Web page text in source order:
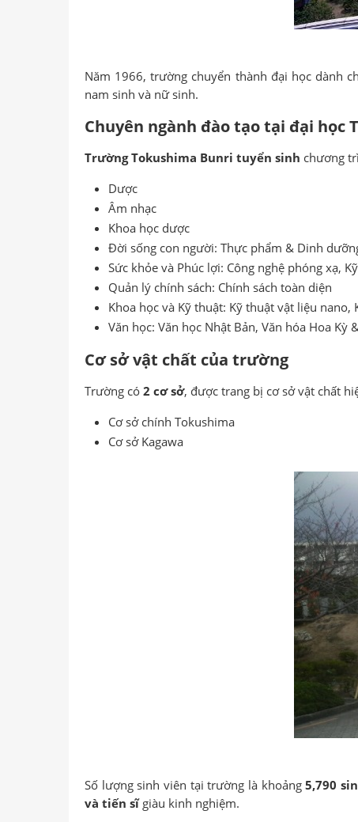
Năm 1966, trường chuyển thành đại học dành
nam sinh và nữ sinh.
Chuyên ngành đào tạo tại đại học
Trường Tokushima Bunri tuyển sinh chương
Dược
Âm nhạc
Khoa học dược
Đời sống con người: Thực phẩm & Dinh
Sức khỏe và Phúc lợi: Công nghệ phóng xạ,
Quản lý chính sách: Chính sách toàn diện
Khoa học và Kỹ thuật: Kỹ thuật vật liệu
Văn học: Văn học Nhật Bản, Văn hóa Hoa Kỳ
Cơ sở vật chất của trường
Trường có 2 cơ sở, được trang bị cơ sở vật chất
Cơ sở chính Tokushima
Cơ sở Kagawa
Số lượng sinh viên tại trường là khoảng5,790
và tiến sĩ giàu kinh nghiệm.